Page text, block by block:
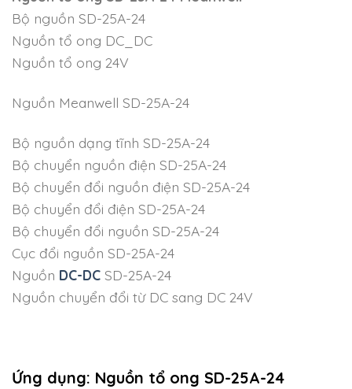
Bộ nguồn SD-25A-24
Nguồn tổ ong DC_DC
Nguồn tổ ong 24V
Nguồn Meanwell SD-25A-24
Bộ nguồn dạng tĩnh SD-25A-24
Bộ chuyển nguồn điện SD-25A-24
Bộ chuyển đổi nguồn điện SD-25A-24
Bộ chuyển đổi điện SD-25A-24
Bộ chuyển đổi nguồn SD-25A-24
Cục đổi nguồn SD-25A-24
Nguồn DC-DC SD-25A-24
Nguồn chuyển đổi từ DC sang DC 24V
Ứng dụng: Nguồn tổ ong SD-25A-24